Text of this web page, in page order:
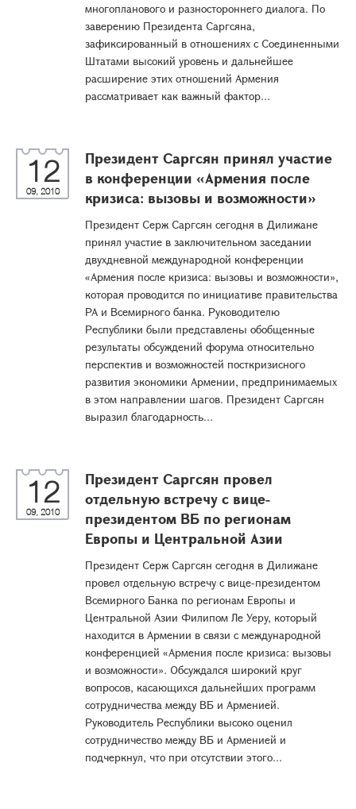
многопланового и разностороннего диалога. По
заверению Президента Саргсяна,
зафиксированный в отношениях с Соединенными
Штатами высокий уровень и дальнейшее
расширение этих отношений Армения
рассматривает как важный фактор...
12
09, 2010
Президент Саргсян принял участие
в конференции «Армения после
кризиса: вызовы и возможности»
Президент Серж Саргсян сегодня в Дилижане
принял участие в заключительном заседании
двухдневной международной конференции
«Армения после кризиса: вызовы и возможности»,
которая проводится по инициативе правительства
РА и Всемирного банка. Руководителю
Республики были представлены обобщенные
результаты обсуждений форума относительно
перспектив и возможностей посткризисного
развития экономики Армении, предпринимаемых
в этом направлении шагов. Президент Саргсян
выразил благодарность...
12
09, 2010
Президент Саргсян провел
отдельную встречу с вице-
президентом ВБ по регионам
Европы и Центральной Азии
Президент Серж Саргсян сегодня в Дилижане
провел отдельную встречу с вице-президентом
Всемирного Банка по регионам Европы и
Центральной Азии Филипом Ле Уеру, который
находится в Армении в связи с международной
конференцией «Армения после кризиса: вызовы
и возможности». Обсуждался широкий круг
вопросов, касающихся дальнейших программ
сотрудничества между ВБ и Арменией.
Руководитель Республики высоко оценил
сотрудничество между ВБ и Арменией и
подчеркнул, что при отсутствии этого...